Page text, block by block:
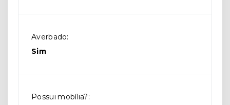
Averbado:
Sim
Possui mobília?: